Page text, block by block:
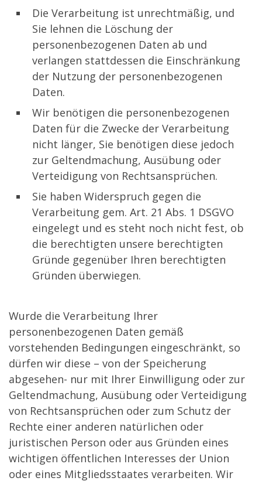
Die Verarbeitung ist unrechtmäßig, und
Sie lehnen die Löschung der
personenbezogenen Daten ab und
verlangen stattdessen die Einschränkung
der Nutzung der personenbezogenen
Daten.
Wir benötigen die personenbezogenen
Daten für die Zwecke der Verarbeitung
nicht länger, Sie benötigen diese jedoch
zur Geltendmachung, Ausübung oder
Verteidigung von Rechtsansprüchen.
Sie haben Widerspruch gegen die
Verarbeitung gem. Art. 21 Abs. 1 DSGVO
eingelegt und es steht noch nicht fest, ob
die berechtigten unsere berechtigten
Gründe gegenüber Ihren berechtigten
Gründen überwiegen.
Wurde die Verarbeitung Ihrer
personenbezogenen Daten gemäß
vorstehenden Bedingungen eingeschränkt, so
dürfen wir diese – von der Speicherung
abgesehen- nur mit Ihrer Einwilligung oder zur
Geltendmachung, Ausübung oder Verteidigung
von Rechtsansprüchen oder zum Schutz der
Rechte einer anderen natürlichen oder
juristischen Person oder aus Gründen eines
wichtigen öffentlichen Interesses der Union
oder eines Mitgliedsstaates verarbeiten. Wir